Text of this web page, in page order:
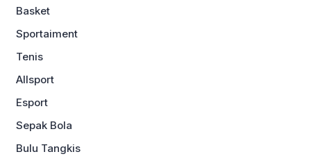
Basket
Sportaiment
Tenis
Allsport
Esport
Sepak Bola
Bulu Tangkis